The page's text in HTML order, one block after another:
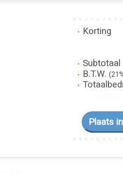
Korting
Subtotaal
B.T.W.